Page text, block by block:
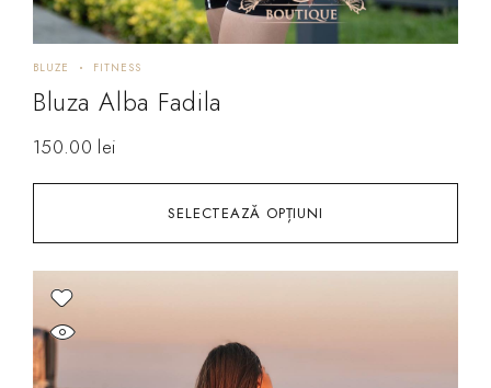
SELECTEAZĂ OPȚIUNI
BLUZE FITNESS
Bluza Alba Fadila
150.00 lei